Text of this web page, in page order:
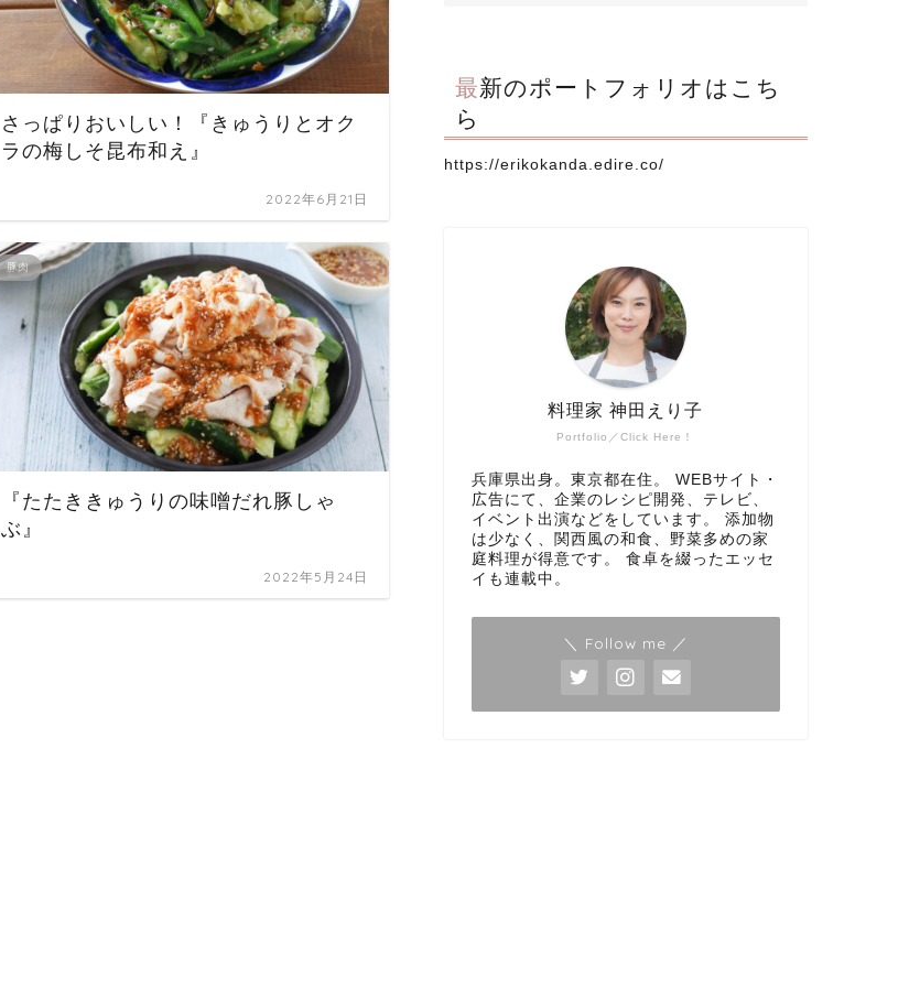
さっぱりおいしい！『きゅうりとオク
ラの梅しそ昆布和え』
2022年6月21日
豚肉
『たたききゅうりの味噌だれ豚しゃ
ぶ』
2022年5月24日
最新のポートフォリオはこち
ら
https://erikokanda.edire.co/
Portfolio／Click Here！
料理家 神田えり子
兵庫県出身。東京都在住。 WEBサイト・
広告にて、企業のレシピ開発、テレビ、
イベント出演などをしています。 添加物
は少なく、関西風の和食、野菜多めの家
庭料理が得意です。 食卓を綴ったエッセ
イも連載中。
＼ Follow me ／